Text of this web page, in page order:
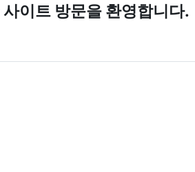
사이트 방문을 환영합니다.